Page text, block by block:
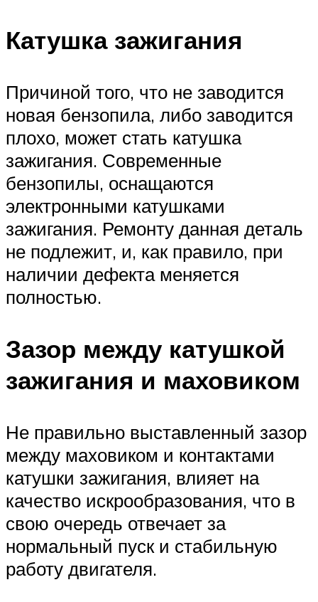
Катушка зажигания
Причиной того, что не заводится
новая бензопила, либо заводится
плохо, может стать катушка
зажигания. Современные
бензопилы, оснащаются
электронными катушками
зажигания. Ремонту данная деталь
не подлежит, и, как правило, при
наличии дефекта меняется
полностью.
Зазор между катушкой
зажигания и маховиком
Не правильно выставленный зазор
между маховиком и контактами
катушки зажигания, влияет на
качество искрообразования, что в
свою очередь отвечает за
нормальный пуск и стабильную
работу двигателя.